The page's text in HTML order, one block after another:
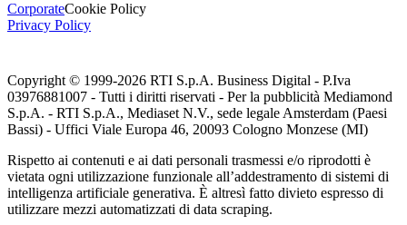
CorporateCookie Policy
Privacy Policy
Copyright © 1999-2026 RTI S.p.A. Business Digital - P.Iva
03976881007 - Tutti i diritti riservati - Per la pubblicità Mediamond
S.p.A. - RTI S.p.A., Mediaset N.V., sede legale Amsterdam (Paesi
Bassi) - Uffici Viale Europa 46, 20093 Cologno Monzese (MI)
Rispetto ai contenuti e ai dati personali trasmessi e/o riprodotti è
vietata ogni utilizzazione funzionale all’addestramento di sistemi di
intelligenza artificiale generativa. È altresì fatto divieto espresso di
utilizzare mezzi automatizzati di data scraping.